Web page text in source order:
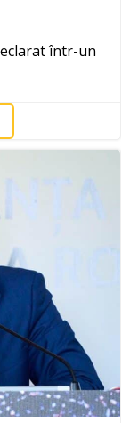
într-un